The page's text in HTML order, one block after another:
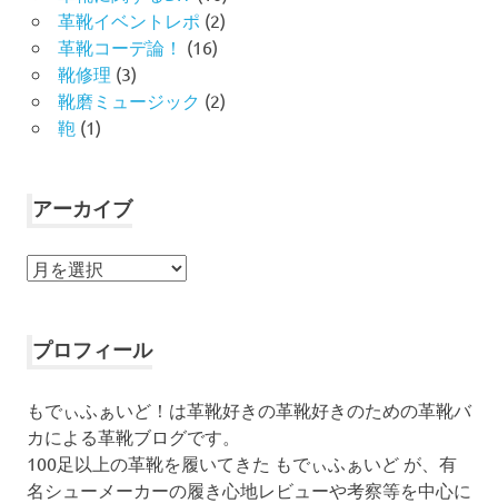
革靴イベントレポ (2)
革靴コーデ論！ (16)
靴修理 (3)
靴磨ミュージック (2)
鞄 (1)
アーカイブ
ア
イ
プロフィール
もでぃふぁいど！は革靴好きの革靴好きのための革靴バ
カによる革靴ブログです。
100足以上の革靴を履いてきた もでぃふぁいど が、有
名シューメーカーの履き心地レビューや考察等を中心に